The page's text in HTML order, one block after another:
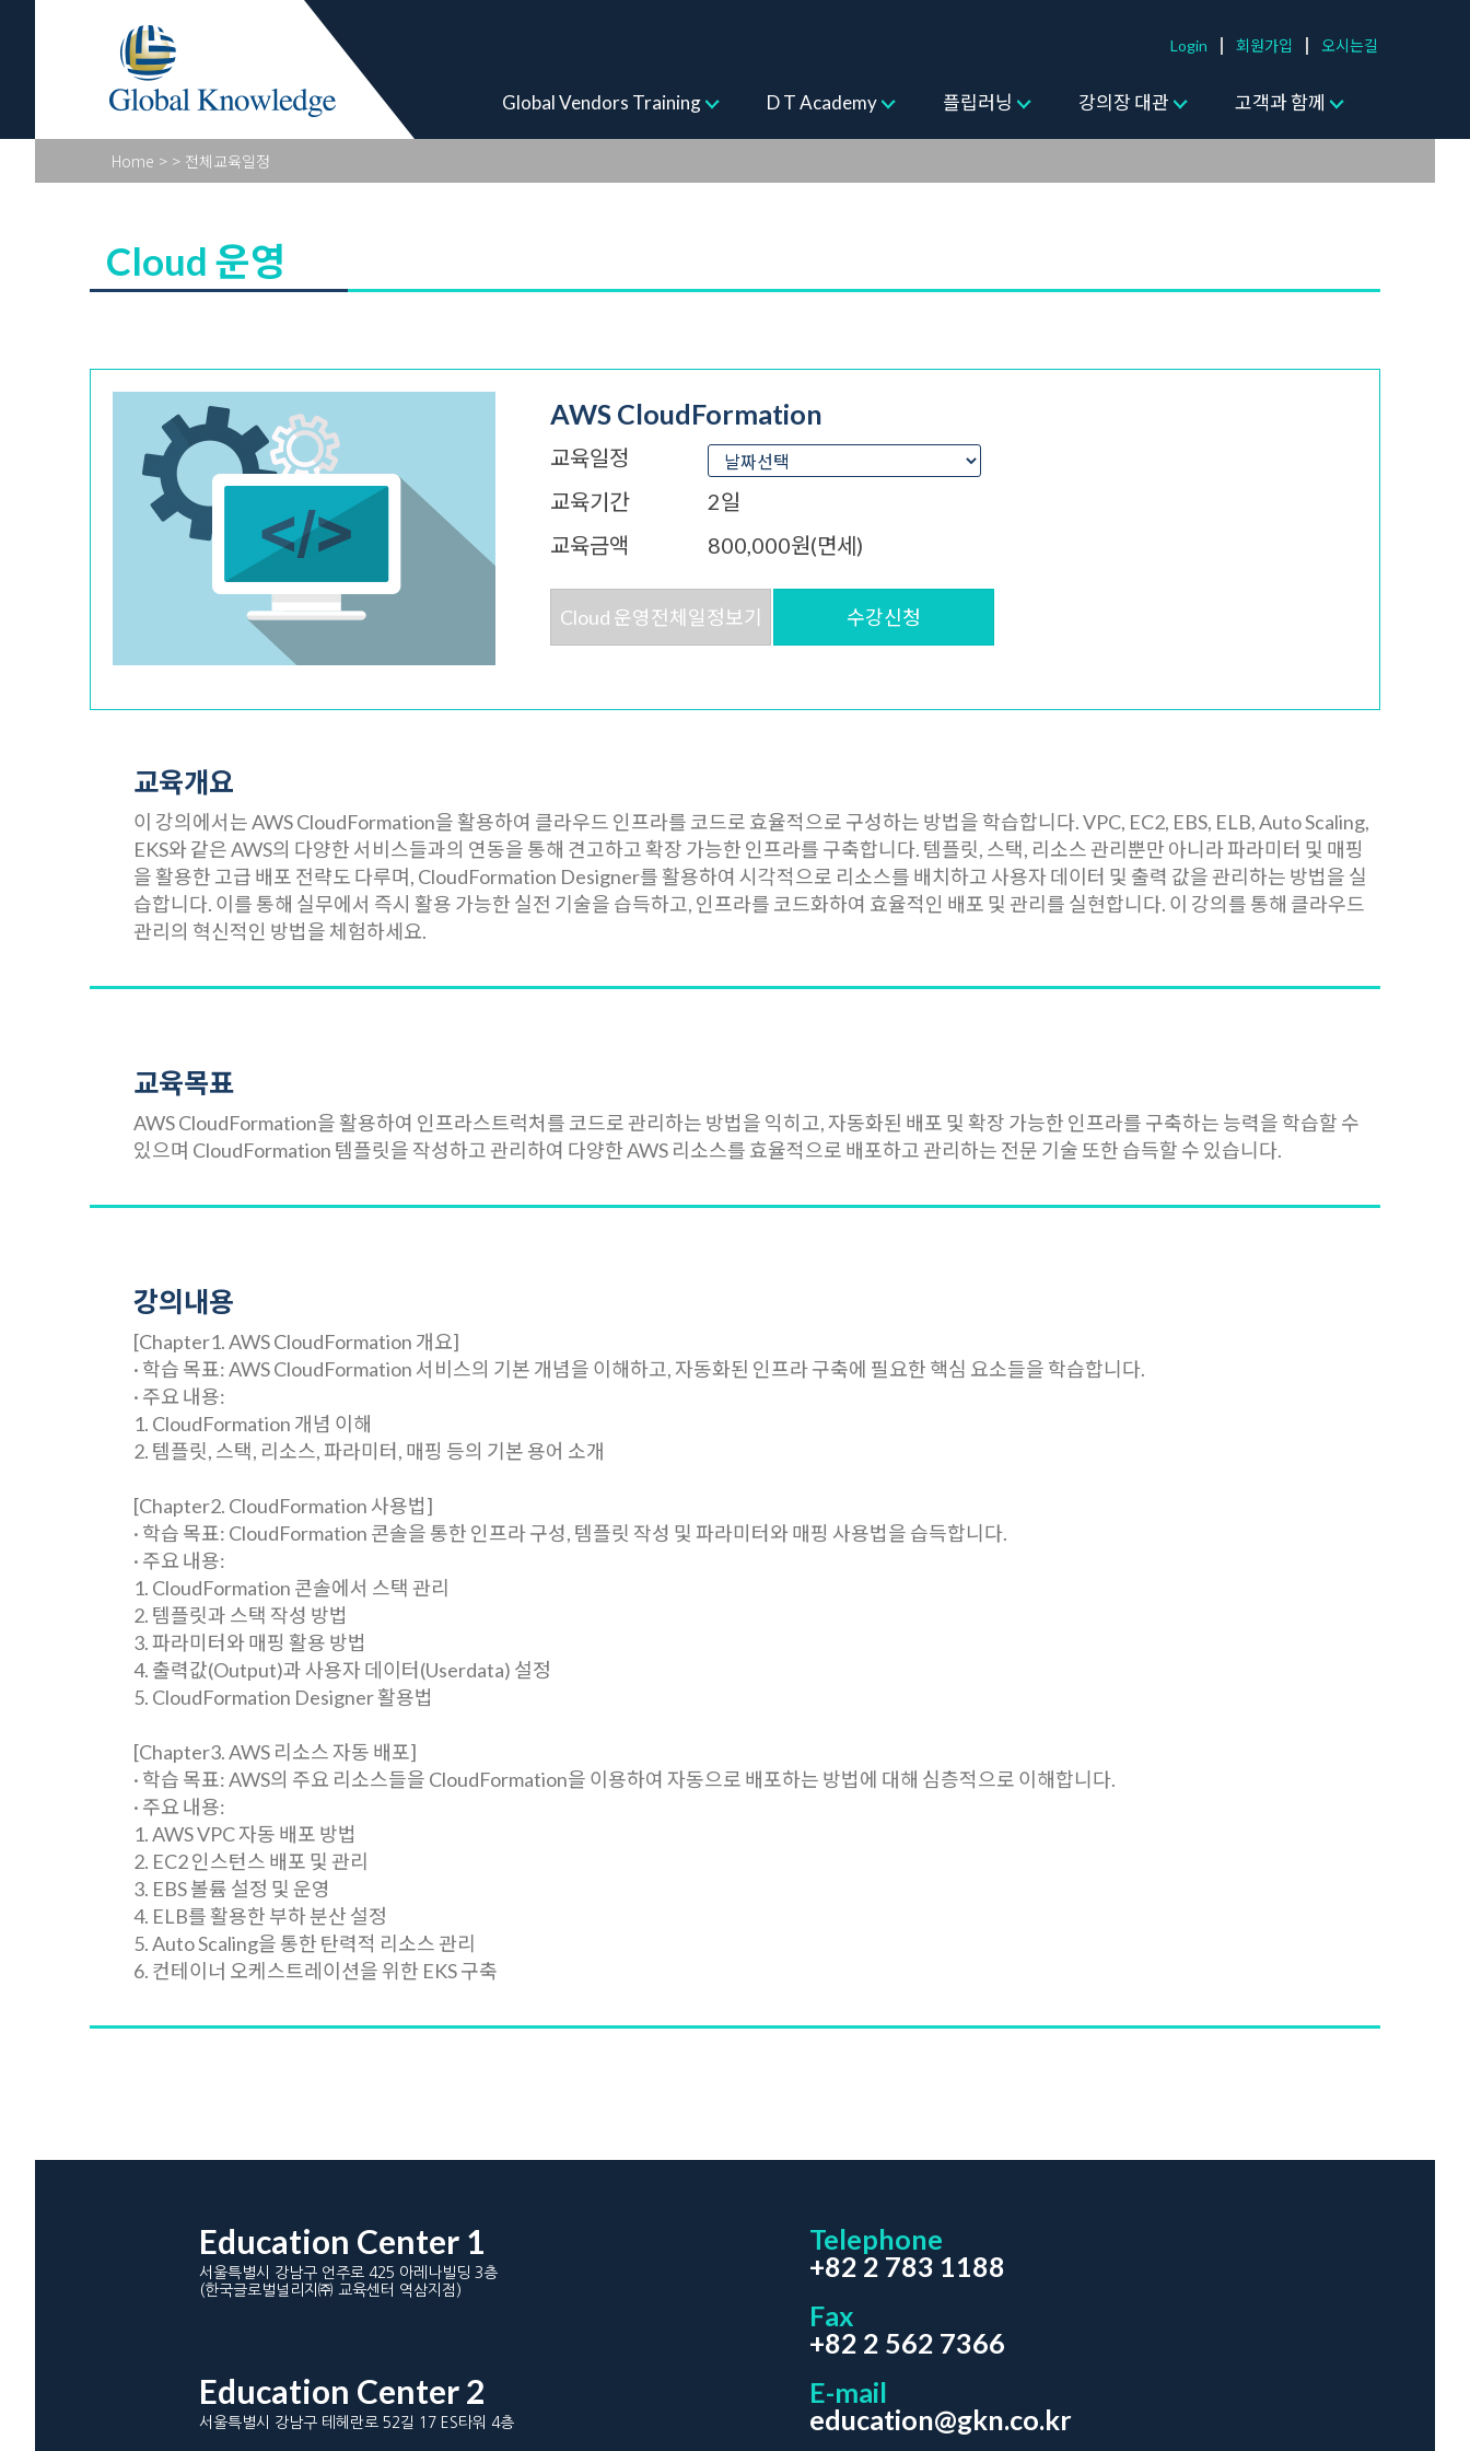
Login 회원가입 오시는길
Global Vendors Training D T Academy 플립러닝 강의장 대관 고객과 함께
Academy Program
Home > > 전체교육일정
Cloud 운영
AWS CloudFormation
교육일정
교육기간
2일
교육금액
800,000원(면세)
Cloud 운영전체일정보기 수강신청
교육개요
이 강의에서는 AWS CloudFormation을 활용하여 클라우드 인프라를 코드로 효율적으로 구성하는 방법을 학습합니다. VPC, EC2, EBS, ELB, Auto Scaling,
EKS와 같은 AWS의 다양한 서비스들과의 연동을 통해 견고하고 확장 가능한 인프라를 구축합니다. 템플릿, 스택, 리소스 관리뿐만 아니라 파라미터 및 매핑
을 활용한 고급 배포 전략도 다루며, CloudFormation Designer를 활용하여 시각적으로 리소스를 배치하고 사용자 데이터 및 출력 값을 관리하는 방법을 실
습합니다. 이를 통해 실무에서 즉시 활용 가능한 실전 기술을 습득하고, 인프라를 코드화하여 효율적인 배포 및 관리를 실현합니다. 이 강의를 통해 클라우드
관리의 혁신적인 방법을 체험하세요.
교육목표
AWS CloudFormation을 활용하여 인프라스트럭처를 코드로 관리하는 방법을 익히고, 자동화된 배포 및 확장 가능한 인프라를 구축하는 능력을 학습할 수
있으며 CloudFormation 템플릿을 작성하고 관리하여 다양한 AWS 리소스를 효율적으로 배포하고 관리하는 전문 기술 또한 습득할 수 있습니다.
강의내용
[Chapter1. AWS CloudFormation 개요]
· 학습 목표: AWS CloudFormation 서비스의 기본 개념을 이해하고, 자동화된 인프라 구축에 필요한 핵심 요소들을 학습합니다.
· 주요 내용:
1. CloudFormation 개념 이해
2. 템플릿, 스택, 리소스, 파라미터, 매핑 등의 기본 용어 소개
[Chapter2. CloudFormation 사용법]
· 학습 목표: CloudFormation 콘솔을 통한 인프라 구성, 템플릿 작성 및 파라미터와 매핑 사용법을 습득합니다.
· 주요 내용:
1. CloudFormation 콘솔에서 스택 관리
2. 템플릿과 스택 작성 방법
3. 파라미터와 매핑 활용 방법
4. 출력값(Output)과 사용자 데이터(Userdata) 설정
5. CloudFormation Designer 활용법
[Chapter3. AWS 리소스 자동 배포]
· 학습 목표: AWS의 주요 리소스들을 CloudFormation을 이용하여 자동으로 배포하는 방법에 대해 심층적으로 이해합니다.
· 주요 내용:
1. AWS VPC 자동 배포 방법
2. EC2 인스턴스 배포 및 관리
3. EBS 볼륨 설정 및 운영
4. ELB를 활용한 부하 분산 설정
5. Auto Scaling을 통한 탄력적 리소스 관리
6. 컨테이너 오케스트레이션을 위한 EKS 구축
Education Center 1
서울특별시 강남구 언주로 425 아레나빌딩 3층
(한국글로벌널리지㈜ 교육센터 역삼지점)
Education Center 2
서울특별시 강남구 테헤란로 52길 17 ES타워 4층
Telephone
+82 2 783 1188
Fax
+82 2 562 7366
E-mail
education@gkn.co.kr